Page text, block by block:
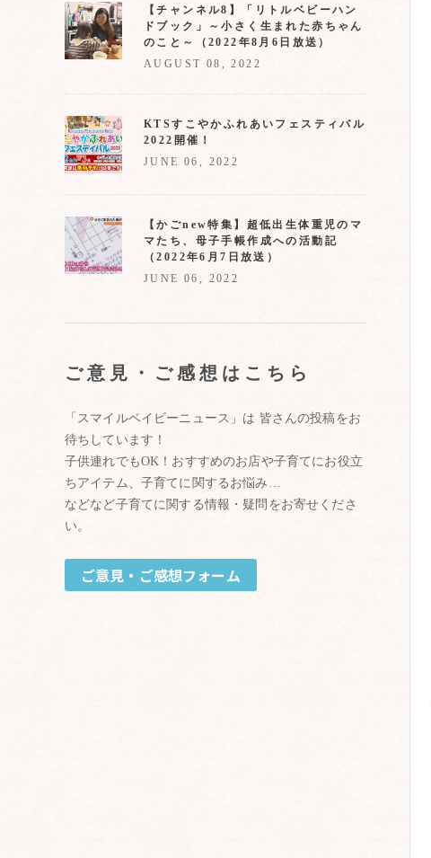
【チャンネル8】「リトルベビーハン
ドブック」～小さく生まれた赤ちゃん
のこと～（2022年8月6日放送）
AUGUST 08, 2022
KTSすこやかふれあいフェスティバル
2022開催！
JUNE 06, 2022
【かごnew特集】超低出生体重児のマ
マたち、母子手帳作成への活動記
（2022年6月7日放送）
JUNE 06, 2022
ご意見・ご感想はこちら
「スマイルベイビーニュース」は 皆さんの投稿をお
待ちしています！
子供連れでもOK！おすすめのお店や子育てにお役立
ちアイテム、子育てに関するお悩み…
などなど子育てに関する情報・疑問をお寄せくださ
い。
ご意見・ご感想フォーム